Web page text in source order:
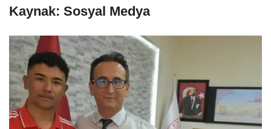
Kaynak: Sosyal Medya